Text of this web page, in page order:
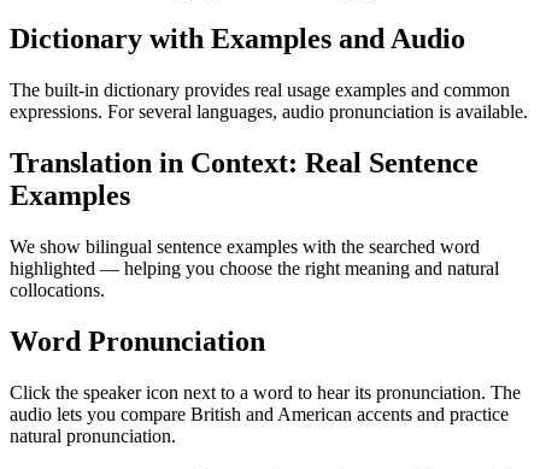
Dictionary with Examples and Audio
The built-in dictionary provides real usage examples and common
expressions. For several languages, audio pronunciation is available.
Translation in Context: Real Sentence
Examples
We show bilingual sentence examples with the searched word
highlighted — helping you choose the right meaning and natural
collocations.
Word Pronunciation
Click the speaker icon next to a word to hear its pronunciation. The
audio lets you compare British and American accents and practice
natural pronunciation.